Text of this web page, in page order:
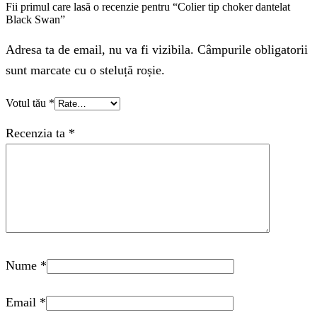
Fii primul care lasă o recenzie pentru “Colier tip choker dantelat
Black Swan”
Adresa ta de email, nu va fi vizibila. Câmpurile obligatorii
sunt marcate cu o steluță roșie.
Votul tău *
Recenzia ta *
Nume *
Email *